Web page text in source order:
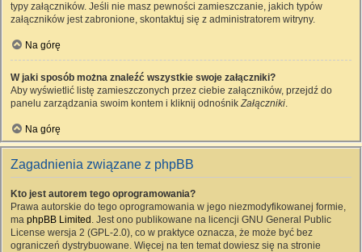
typy załączników. Jeśli nie masz pewności zamieszczanie, jakich typów
załączników jest zabronione, skontaktuj się z administratorem witryny.
Na górę
W jaki sposób można znaleźć wszystkie swoje załączniki?
Aby wyświetlić listę zamieszczonych przez ciebie załączników, przejdź do
panelu zarządzania swoim kontem i kliknij odnośnikZałączniki.
Na górę
Zagadnienia związane z phpBB
Kto jest autorem tego oprogramowania?
Prawa autorskie do tego oprogramowania w jego niezmodyfikowanej formie,
ma phpBB Limited . Jest ono publikowane na licencji GNU General Public
License wersja 2 (GPL-2.0), co w praktyce oznacza, że może być bez
ograniczeń dystrybuowane. Więcej na ten temat dowiesz się na stronie